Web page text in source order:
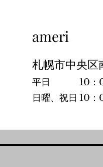
ameri
札幌市中央
平日 10
​日曜、祝日 10：